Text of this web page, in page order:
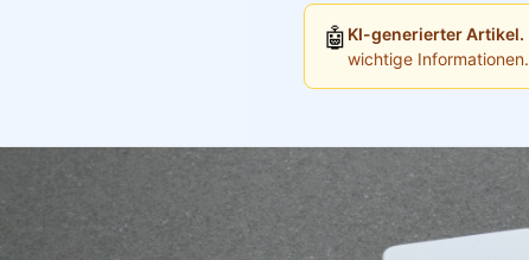
🤖 KI-generierter Artikel.
wichtige Informationen.